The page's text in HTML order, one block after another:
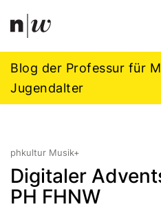
Navigation
Blog der Professur für
Jugendalter
phkultur Musik+
Digitaler
PH FHNW
Footer